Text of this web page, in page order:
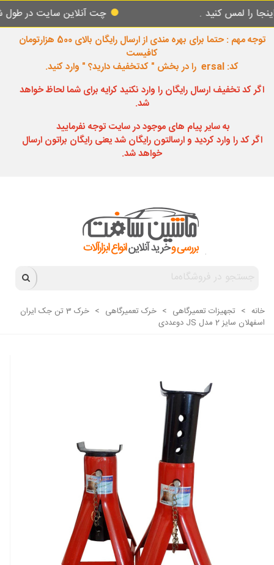
کنید . چت آنلاین سایت در طول شبانه
توجه مهم : حتما برای بهره مندی از ارسال رایگان بالای 500 هزارتومان
کافیست
کد: ersal را در بخش " کدتخفیف دارید؟ " وارد کنید.
اگر کد تخفیف ارسال رایگان را وارد نکنید کرایه برای شما لحاظ خواهد
شد.
به سایر پیام های موجود در سایت توجه نفرمایید
اگر کد را وارد کردید و ارسالتون رایگان شد یعنی رایگان براتون ارسال
خواهد شد.
خانه > تجهیزات تعمیرگاهی > خرک تعمیرگاهی >
خرک 3 تن جک ایران
اسفهلان سایز 2 مدل JS دوعددی